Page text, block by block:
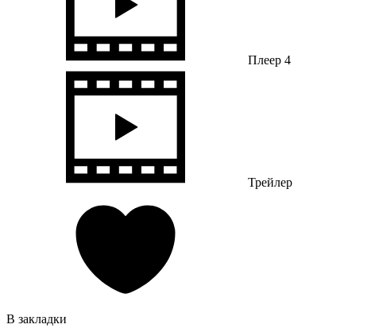
Плеер 4
Трейлер
В закладки